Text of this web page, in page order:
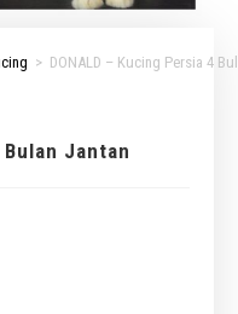
> DONALD – Kucing Persia 4
Bulan Jantan